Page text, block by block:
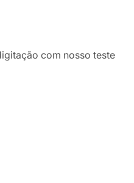
com nosso teste